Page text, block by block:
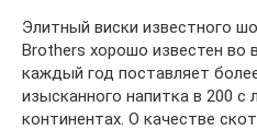
Элитный виски известного
Brothers хорошо известен во
каждый год поставляет
изысканного напитка в 200 с
континентах. О качестве